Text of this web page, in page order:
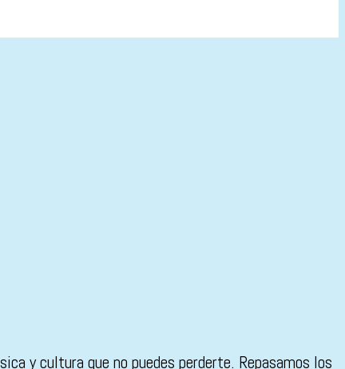
y cultura que no puedes perderte. Repasamos los